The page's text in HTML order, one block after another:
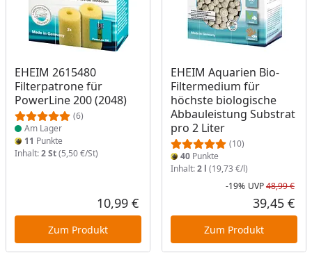
EHEIM 2615480
Filterpatrone für
PowerLine 200 (2048)
(6)
Produkt am Lager
Am Lager
11 Punkte
Inhalt:2 St(5,50 €/St)
Aktueller Preis
10,99 €
Zum Produkt
EHEIM Aquarien Bio-
Filtermedium für
höchste biologische
Abbauleistung Substrat
pro 2 Liter
(10)
40Punkte
Inhalt:2 l (19,73 €/l)
-19% UVP48,99 €
39,45 €
Zum Produkt